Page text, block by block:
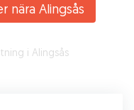
nära Alingsås
i Alingsås